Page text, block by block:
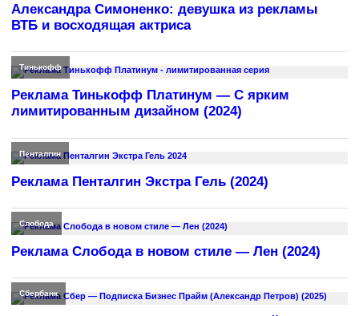
Александра Симоненко: девушка из рекламы
ВТБ и восходящая актриса
Тинькофф
Реклама Тинькофф Платинум — С ярким
лимитированным дизайном (2024)
Пенталгин
Реклама Пенталгин Экстра Гель (2024)
Слобода
Реклама Слобода в новом стиле — Лен (2024)
Сбербанк